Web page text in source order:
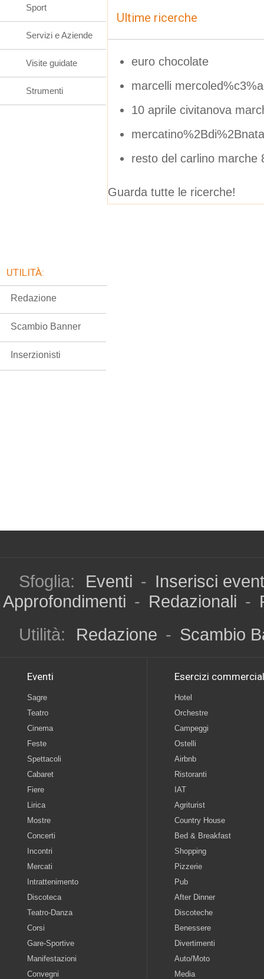
Ultime ricerche
euro chocolate
marcelli
10 aprile civitanova
resto del carlino marche
Guarda tutte le ricerche!
Sport
Servizi e Aziende
Visite guidate
Strumenti
UTILITÀ:
Redazione
Scambio Banner
Inserzionisti
Sfoglia: Eventi - Inserisci
Approfondimenti - Redazionali -
Utilità:
Redazione - Scambio
Eventi
Sagre
Teatro
Cinema
Feste
Spettacoli
Cabaret
Fiere
Lirica
Mostre
Concerti
Incontri
Mercati
Intrattenimento
Discoteca
Teatro-Danza
Corsi
Gare-Sportive
Manifestazioni
Convegni
Esercizi
Hotel
Orchestre
Campeggi
Ostelli
Airbnb
Ristoranti
IAT
Agriturist
Country House
Bed & Breakfast
Shopping
Pizzerie
Pub
After Dinner
Discoteche
Benessere
Divertimenti
Auto/Moto
Media